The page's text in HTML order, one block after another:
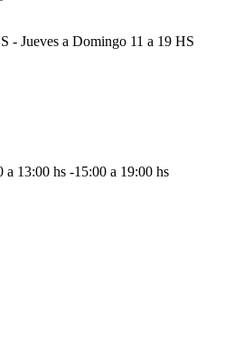
- Jueves a Domingo 11 a 19 HS
a 13:00 hs -15:00 a 19:00 hs